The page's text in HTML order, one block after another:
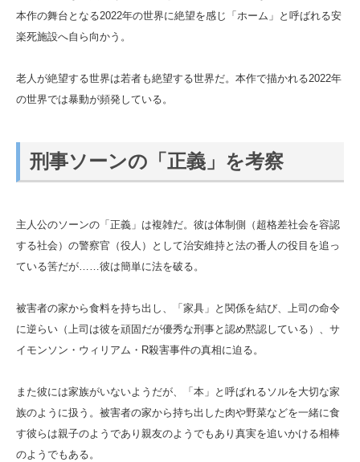
本作の舞台となる2022年の世界に絶望を感じ「ホーム」と呼ばれる安
楽死施設へ自ら向かう。
老人が絶望する世界は若者も絶望する世界だ。本作で描かれる2022年
の世界では暴動が頻発している。
刑事ソーンの「正義」を考察
主人公のソーンの「正義」は複雑だ。彼は体制側（超格差社会を容認
する社会）の警察官（役人）として治安維持と法の番人の役目を追っ
ている筈だが……彼は簡単に法を破る。
被害者の家から食料を持ち出し、「家具」と関係を結び、上司の命令
に逆らい（上司は彼を頑固だが優秀な刑事と認め黙認している）、サ
イモンソン・ウィリアム・R殺害事件の真相に迫る。
また彼には家族がいないようだが、「本」と呼ばれるソルを大切な家
族のように扱う。被害者の家から持ち出した肉や野菜などを一緒に食
す彼らは親子のようであり親友のようでもあり真実を追いかける相棒
のようでもある。